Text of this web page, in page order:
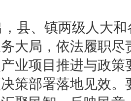
县、镇两级人大
大局，依法履职
业项目推进与政策
策部署落地见效。